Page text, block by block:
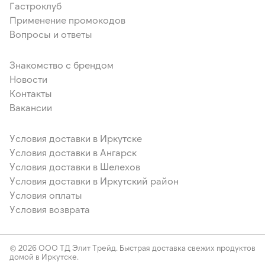
Гастроклуб
Применение промокодов
Вопросы и ответы
Знакомство с брендом
Новости
Контакты
Вакансии
Условия доставки в Иркутске
Условия доставки в Ангарск
Условия доставки в Шелехов
Условия доставки в Иркутский район
Условия оплаты
Условия возврата
© 2026 ООО ТД Элит Трейд. Быстрая доставка свежих продуктов
домой в Иркутске.